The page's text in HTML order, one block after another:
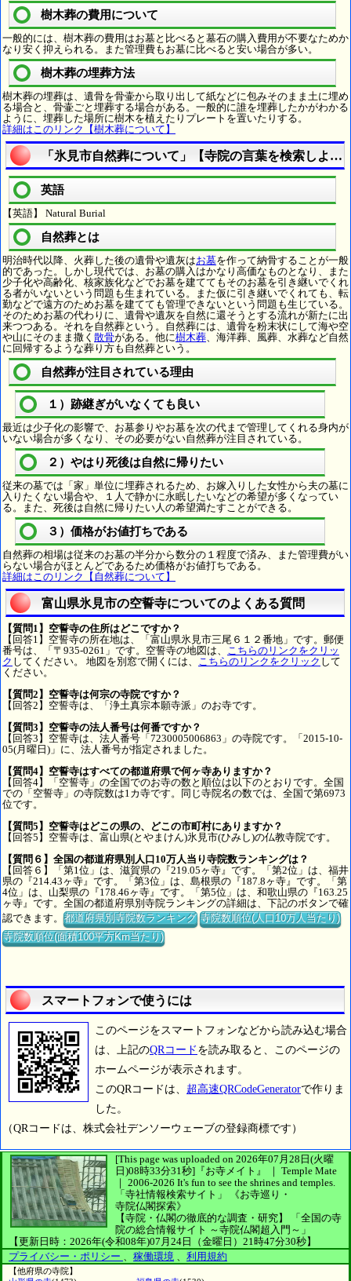
樹木葬の費用について
一般的には、樹木葬の費用はお墓と比べると墓石の購入費用が不要なためか
なり安く抑えられる。また管理費もお墓に比べると安い場合が多い。
樹木葬の埋葬方法
樹木葬の埋葬は、遺骨を骨壷から取り出して紙などに包みそのまま土に埋め
る場合と、骨壷ごと埋葬する場合がある。一般的に誰を埋葬したかがわかる
ように、埋葬した場所に樹木を植えたりプレートを置いたりする。
詳細はこのリンク【樹木葬について】
「氷見市自然葬について」【寺院の言葉を検索しよう
英語
【英語】 Natural Burial
自然葬とは
明治時代以降、火葬した後の遺骨や遺灰はお墓を作って納骨することが一般
的であった。しかし現代では、お墓の購入はかなり高価なものとなり、また
少子化や高齢化、核家族化などでお墓を建ててもそのお墓を引き継いでくれ
る者がいないという問題も生まれている。また仮に引き継いでくれても、転
勤などで遠方のためお墓を建てても管理できないという問題も生じている。
そのためお墓の代わりに、遺骨や遺灰を自然に還そうとする流れが新たに出
来つつある。それを自然葬という。自然葬には、遺骨を粉末状にして海や空
や山にそのまま撒く 散骨がある。他に樹木葬、海洋葬、風葬、水葬など自然
に回帰するような葬り方も自然葬という。
自然葬が注目されている理由
１）跡継ぎがいなくても良い
最近は少子化の影響で、お墓参りやお墓を次の代まで管理してくれる身内が
いない場合が多くなり、その必要がない自然葬が注目されている。
２）やはり死後は自然に帰りたい
従来の墓では「家」単位に埋葬されるため、お嫁入りした女性から夫の墓に
入りたくない場合や、１人で静かに永眠したいなどの希望が多くなってい
る。また、死後は自然に帰りたい人の希望満たすことができる。
３）価格がお値打ちである
自然葬の相場は従来のお墓の半分から数分の１程度で済み、また管理費がい
らない場合がほとんどであるため価格がお値打ちである。
詳細はこのリンク【自然葬について】
富山県氷見市の空誓寺についてのよくある質問
【質問1】空誓寺の住所はどこですか？
【回答1】空誓寺の所在地は、「富山県氷見市三尾６１２番地」です。郵便
番号は、「〒935-0261」です。空誓寺の地図は、 こちらのリンクをクリッ
ク してください。 地図を別窓で開くには、 こちらのリンクをクリック して
ください。
【質問2】空誓寺は何宗の寺院ですか？
【回答2】空誓寺は、「浄土真宗本願寺派」のお寺です。
【質問3】空誓寺の法人番号は何番ですか？
【回答3】空誓寺は、法人番号「7230005006863」の寺院です。「2015-10-
05(月曜日)」に、法人番号が指定されました。
【質問4】空誓寺はすべての都道府県で何ヶ寺ありますか？
【回答4】「空誓寺」の全国でのお寺の数と順位は以下のとおりです。全国
での「空誓寺」の寺院数は1カ寺です。同じ寺院名の数では、全国で第6973
位です。
【質問5】空誓寺はどこの県の、どこの市町村にありますか？
【回答5】空誓寺は、富山県(とやまけん)氷見市(ひみし)の仏教寺院です。
【質問６】全国の都道府県別人口10万人当り寺院数ランキングは？
【回答６】「第1位」は、滋賀県の『219.05ヶ寺』です。「第2位」は、福井
県の『214.43ヶ寺』です。「第3位」は、島根県の『187.8ヶ寺』です。「第
4位」は、山梨県の『178.46ヶ寺』です。「第5位」は、和歌山県の『163.25
ヶ寺』です。全国の都道府県別寺院ランキングの詳細は、下記のボタンで確
認できます。都道府県別寺院数ランキング 寺院数順位(人口10万人当たり)
寺院数順位(面積100平方Km当たり)
スマートフォンで使うには
このページをスマートフォンなどから読み込む場合
は、上記のQRコード を読み取ると、このページの
ホームページが表示されます。
このQRコードは、 超高速QRCodeGeneratorで作りま
した。
（QRコードは、株式会社デンソーウェーブの登録商標です）
[This page was uploaded on 2026年07月28日(火曜
日)08時33分31秒] 『お寺メイト』 ｜ Temple Mate
｜ 2006-2026 It's fun to see the shrines and temples.
「寺社情報検索サイト」
《お寺巡り・
寺院仏閣探索》
【寺院・仏閣の徹底的な調査・研究】
「全国の寺
院の総合情報サイト ～寺院仏閣超入門～」
【更新日時：2026年(令和08年)07月24日（金曜日）21時47分30秒】
プライバシー・ポリシー 、 稼働環境 、 利用規約
【他府県の寺院】